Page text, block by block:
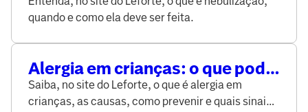
fazer?
quando e como ela deve ser feita.
Alergia em crianças: o que pode
causar e quando é necessário
levar para o pronto-socorro?
Saiba, no site do Leforte, o que é alergia em
crianças, as causas, como prevenir e quais sinais